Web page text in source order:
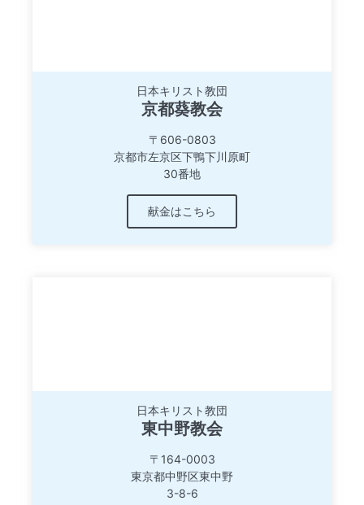
日本キリスト教団
京都葵教会
〒606-0803
京都市左京区下鴨下川原町
30番地
献金はこちら
日本キリスト教団
東中野教会
〒164-0003
東京都中野区東中野
3-8-6